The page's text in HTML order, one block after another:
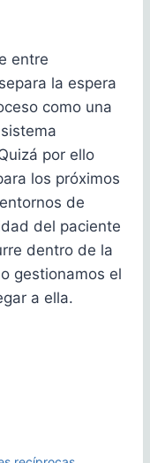
entre
la espera
como una
por ello
los próximos
de
del paciente
dentro de la
gestionamos el
a ella.